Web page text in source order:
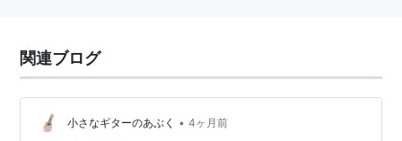
プスやジャズなど、数多くのミュージシャンによってカ
バーされている。
関連ブログ
小さなギターのあぶく • 4ヶ月前